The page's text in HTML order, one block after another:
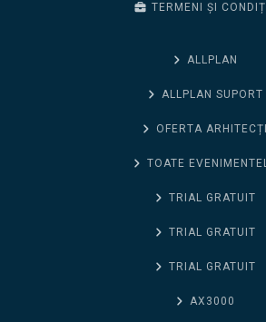
TERMENI ȘI CONDIȚII
ALLPLAN
ALLPLAN SUPORT
OFERTA ARHITECȚI
TOATE
TRIAL GRATUIT
TRIAL GRATUIT
TRIAL GRATUIT
AX3000